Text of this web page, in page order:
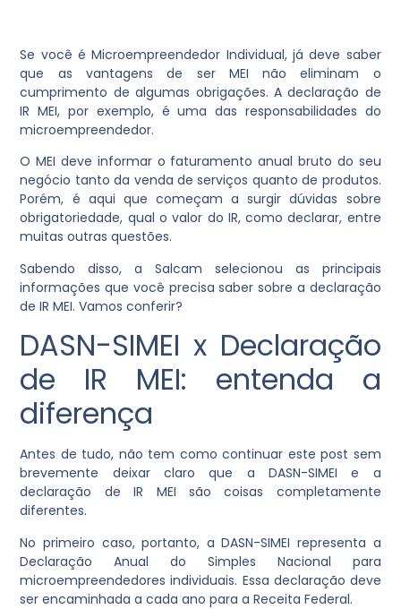
Se você é Microempreendedor Individual, já deve saber
que as vantagens de ser MEI não eliminam o
cumprimento de algumas obrigações. A declaração de
IR MEI, por exemplo, é uma das responsabilidades do
microempreendedor.
O MEI deve informar o faturamento anual bruto do seu
negócio tanto da venda de serviços quanto de produtos.
Porém, é aqui que começam a surgir dúvidas sobre
obrigatoriedade, qual o valor do IR, como declarar, entre
muitas outras questões.
Sabendo disso, a Salcam selecionou as principais
informações que você precisa saber sobre a declaração
de IR MEI. Vamos conferir?
DASN-SIMEI x Declaração
de IR MEI: entenda a
diferença
Antes de tudo, não tem como continuar este post sem
brevemente deixar claro que a DASN-SIMEI e a
declaração de IR MEI são coisas completamente
diferentes.
No primeiro caso, portanto, a DASN-SIMEI representa a
Declaração Anual do Simples Nacional para
microempreendedores individuais. Essa declaração deve
ser encaminhada a cada ano para a Receita Federal.